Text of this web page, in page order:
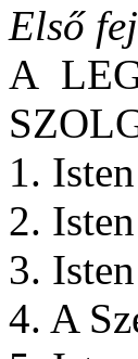
Első
A
1.
2.
3.
4. A